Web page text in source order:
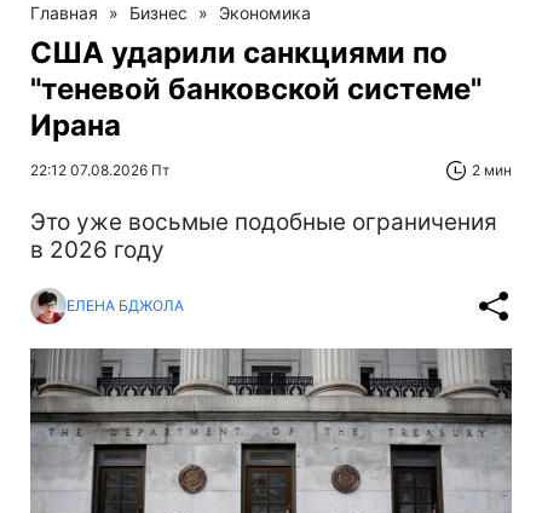
Главная » Бизнес » Экономика
США ударили санкциями по
"теневой банковской системе"
Ирана
22:12 07.08.2026 Пт 2 мин
Это уже восьмые подобные ограничения
в 2026 году
ЕЛЕНА БДЖОЛА